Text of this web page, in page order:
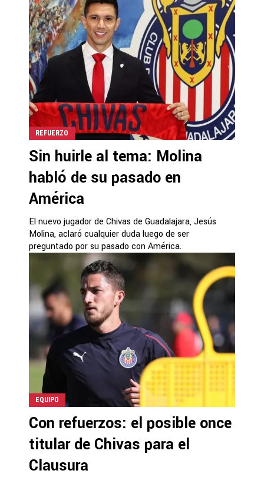
REFUERZO
Sin huirle al tema: Molina
habló de su pasado en
América
El nuevo jugador de Chivas de Guadalajara, Jesús
Molina, aclaró cualquier duda luego de ser
preguntado por su pasado con América.
EQUIPO
Con refuerzos: el posible once
titular de Chivas para el
Clausura